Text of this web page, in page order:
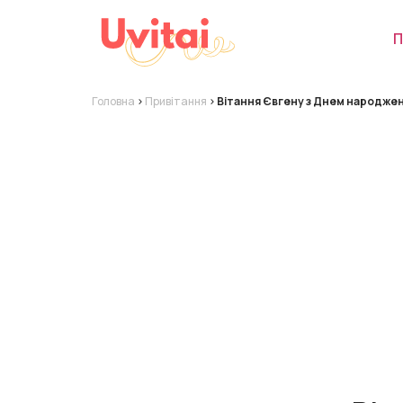
Головна > Привітання > Вітання Євгену з Днем